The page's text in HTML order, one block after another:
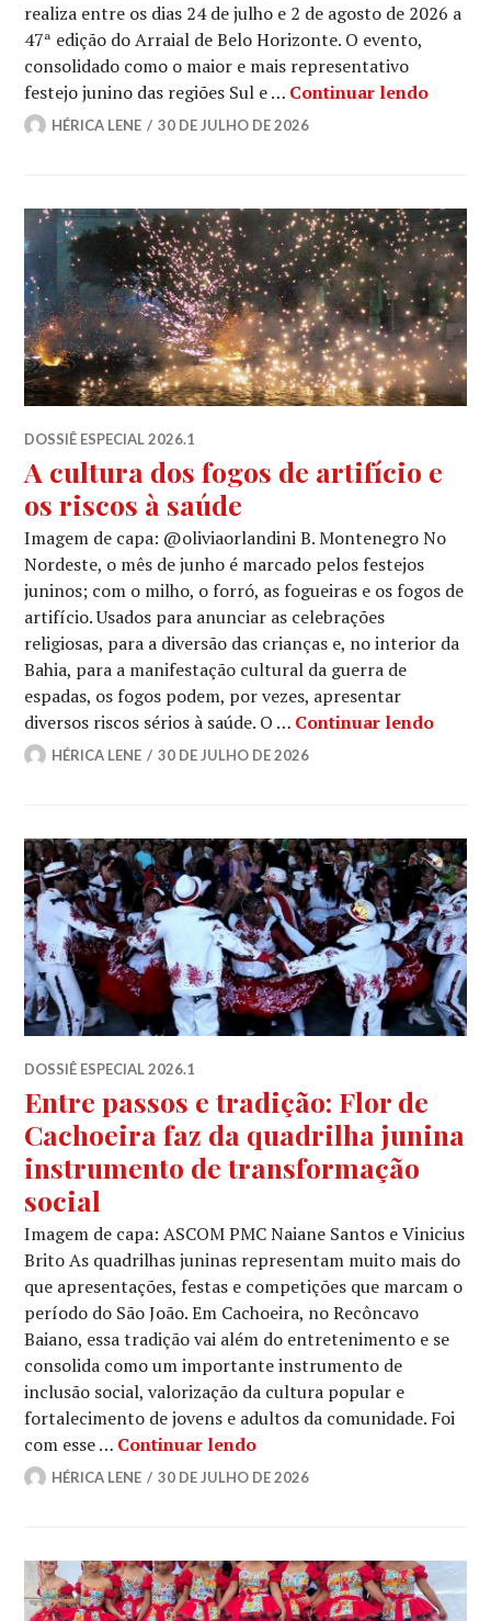
realiza entre os dias 24 de julho e 2 de agosto de 2026 a
47ª edição do Arraial de Belo Horizonte. O evento,
consolidado como o maior e mais representativo
festejo junino das regiões Sul e … Continuar lendoArraial
HÉRICA LENE 30 DE JULHO DE 2026
DOSSIÊ ESPECIAL 2026.1
A cultura dos fogos de artifício e
os riscos à saúde
Imagem de capa: @oliviaorlandini B. Montenegro No
Nordeste, o mês de junho é marcado pelos festejos
juninos; com o milho, o forró, as fogueiras e os fogos de
artifício. Usados para anunciar as celebrações
religiosas, para a diversão das crianças e, no interior da
Bahia, para a manifestação cultural da guerra de
espadas, os fogos podem, por vezes, apresentar
diversos riscos sérios à saúde. O … Continuar lendoA
HÉRICA LENE 30 DE JULHO DE 2026
DOSSIÊ ESPECIAL 2026.1
Entre passos e tradição: Flor de
Cachoeira faz da quadrilha junina
instrumento de transformação
social
Imagem de capa: ASCOM PMC Naiane Santos e Vinicius
Brito As quadrilhas juninas representam muito mais do
que apresentações, festas e competições que marcam o
período do São João. Em Cachoeira, no Recôncavo
Baiano, essa tradição vai além do entretenimento e se
consolida como um importante instrumento de
inclusão social, valorização da cultura popular e
fortalecimento de jovens e adultos da comunidade. Foi
com esse … Continuar lendoEntre passos e tradição:
HÉRICA LENE 30 DE JULHO DE 2026